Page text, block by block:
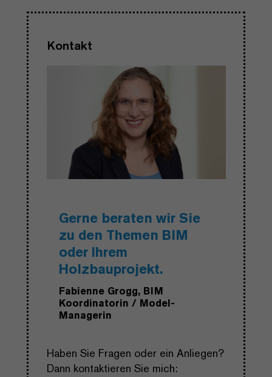
Kontakt
Gerne beraten wir Sie
zu den Themen BIM
oder Ihrem
Holzbauprojekt.
Fabienne Grogg, BIM
Koordinatorin / Model-
Managerin
Haben Sie Fragen oder ein Anliegen?
Dann kontaktieren Sie mich: